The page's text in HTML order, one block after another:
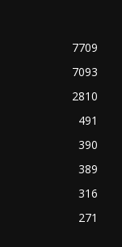
7709
7093
2810
491
390
389
316
271